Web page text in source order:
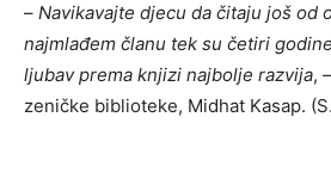
– Navikavajte djecu da čitaju još od
najmlađem članu tek su četiri
ljubav prema knjizi najbolje razvija,
zeničke biblioteke, Midhat Kasap.